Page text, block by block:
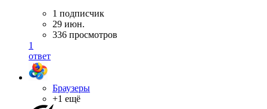
1 подписчик
29 июн.
336 просмотров
1
ответ
Браузеры
+1 ещё